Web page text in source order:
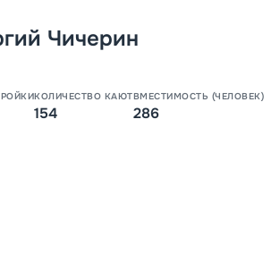
Чичерин
КОЛИЧЕСТВО КАЮТ
154
ВМЕСТИМОСТЬ (ЧЕЛОВЕК)
286